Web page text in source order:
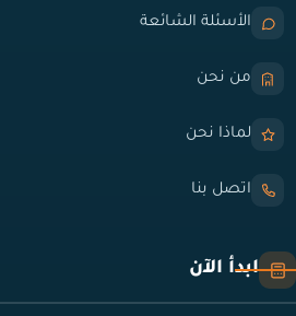
الأسئلة الشائعة
من نحن
لماذا نحن
اتصل بنا
ابدأ الآن